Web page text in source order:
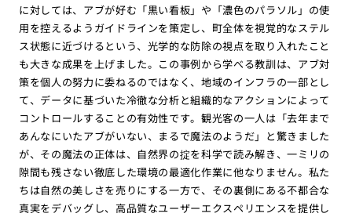
に対しては、アブが好む「黒い看板」や「濃色のパラソル」の使
用を控えるようガイドラインを策定し、町全体を視覚的なステル
ス状態に近づけるという、光学的な防除の視点を取り入れたこと
も大きな成果を上げました。この事例から学べる教訓は、アブ対
策を個人の努力に委ねるのではなく、地域のインフラの一部とし
て、データに基づいた冷徹な分析と組織的なアクションによって
コントロールすることの有効性です。観光客の一人は「去年まで
あんなにいたアブがいない、まるで魔法のようだ」と驚きました
が、その魔法の正体は、自然界の掟を科学で読み解き、一ミリの
隙間も残さない徹底した環境の最適化作業に他なりません。私た
ちは自然の美しさを売りにする一方で、その裏側にある不都合な
真実をデバッグし、高品質なユーザーエクスペリエンスを提供し